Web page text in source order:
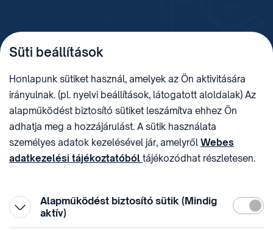
TELEFON
+36 (1) 312 4400
sztnh@hipo.gov.hu 15311746-2-42
CÍM
1081 Budapest II. János
Pál pápa tér 7.
HIVATAL RÖVID NEVE
SZTNHOPS, KRID:
174434905
KÖZÖSSÉGI MÉDIA
Süti beállítások
Honlapunk sütiket használ, amelyek az Ön aktivitására
irányulnak. (pl. nyelvi beállítások, látogatott aloldalak) Az
alapműködést biztosító sütiket leszámítva ehhez Ön
adhatja meg a hozzájárulást. A sütik használata
személyes adatok kezelésével jár, amelyről Webes
adatkezelési tájékoztatóból tájékozódhat részletesen.
Alapműködést biztosító sütik (Mindig
aktív)